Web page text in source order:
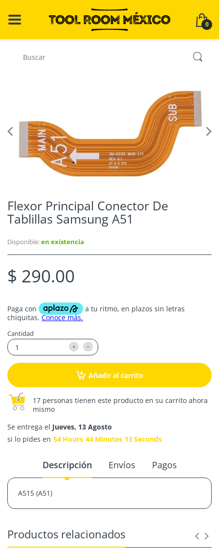
0
Flexor Principal Conector De
Tablillas Samsung A51
Disponible:en existencia
$ 290.00
Cantidad
Añadir al carrito
17 personas tienen este producto en su carrito ahora
mismo
Se entrega el Jueves, 13 Agosto
si lo pides en 54 Hours 44 Minutes 13Seconds
Descripción Envíos Pagos
A515 (A51)
Productos relacionados